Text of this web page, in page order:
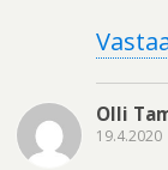
Olli
19.4.2020